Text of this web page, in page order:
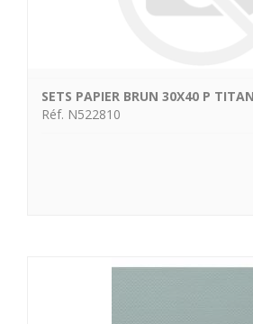
SETS PAPIER BRUN 30X40 P
Réf. N522810